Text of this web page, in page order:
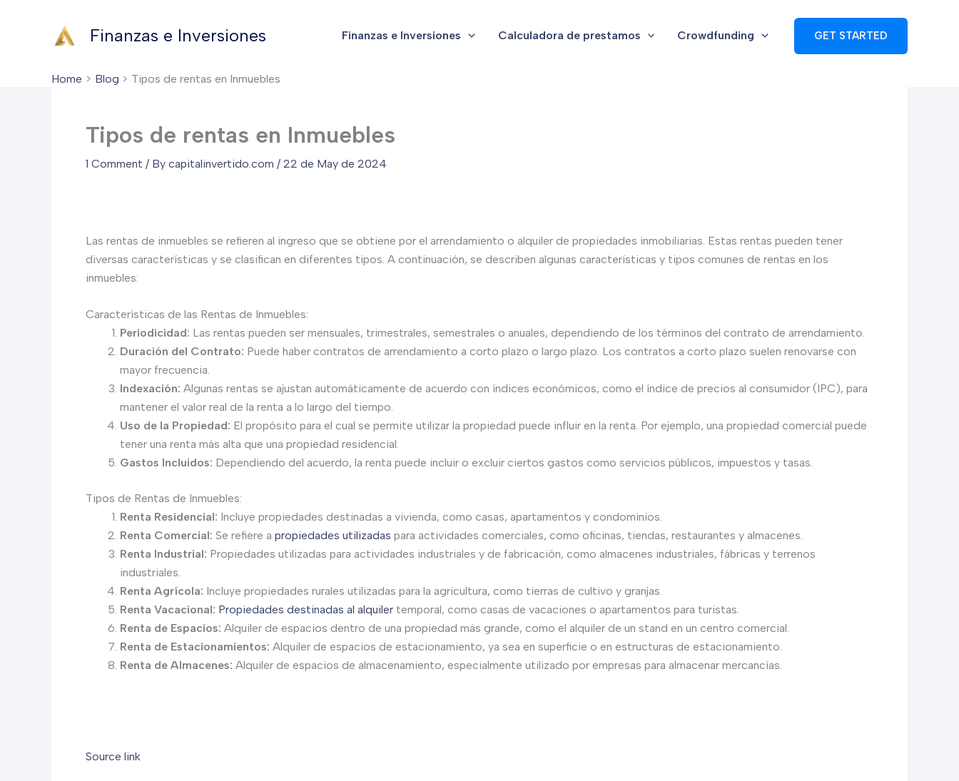
Finanzas e Inversiones Finanzas e Inversiones Calculadora de prestamos Crowdfunding GET STARTED
Home Blog Tipos de rentas en Inmuebles
Tipos de rentas en Inmuebles
1 Comment / By capitalinvertido.com / 22 de May de 2024
Las rentas de inmuebles se refieren al ingreso que se obtiene por el arrendamiento o alquiler de propiedades inmobiliarias. Estas rentas pueden tener
diversas características y se clasifican en diferentes tipos. A continuación, se describen algunas características y tipos comunes de rentas en los
inmuebles:
Características de las Rentas de Inmuebles:
Periodicidad: Las rentas pueden ser mensuales, trimestrales, semestrales o anuales, dependiendo de los términos del contrato de arrendamiento.
Duración del Contrato: Puede haber contratos de arrendamiento a corto plazo o largo plazo. Los contratos a corto plazo suelen renovarse con
mayor frecuencia.
Indexación: Algunas rentas se ajustan automáticamente de acuerdo con índices económicos, como el índice de precios al consumidor (IPC), para
mantener el valor real de la renta a lo largo del tiempo.
Uso de la Propiedad: El propósito para el cual se permite utilizar la propiedad puede influir en la renta. Por ejemplo, una propiedad comercial puede
tener una renta más alta que una propiedad residencial.
Gastos Incluidos: Dependiendo del acuerdo, la renta puede incluir o excluir ciertos gastos como servicios públicos, impuestos y tasas.
Tipos de Rentas de Inmuebles:
Renta Residencial: Incluye propiedades destinadas a vivienda, como casas, apartamentos y condominios.
Renta Comercial: Se refiere a propiedades utilizadas para actividades comerciales, como oficinas, tiendas, restaurantes y almacenes.
Renta Industrial: Propiedades utilizadas para actividades industriales y de fabricación, como almacenes industriales, fábricas y terrenos
industriales.
Renta Agrícola: Incluye propiedades rurales utilizadas para la agricultura, como tierras de cultivo y granjas.
Renta Vacacional: Propiedades destinadas al alquiler temporal, como casas de vacaciones o apartamentos para turistas.
Renta de Espacios: Alquiler de espacios dentro de una propiedad más grande, como el alquiler de un stand en un centro comercial.
Renta de Estacionamientos: Alquiler de espacios de estacionamiento, ya sea en superficie o en estructuras de estacionamiento.
Renta de Almacenes: Alquiler de espacios de almacenamiento, especialmente utilizado por empresas para almacenar mercancías.
Source link